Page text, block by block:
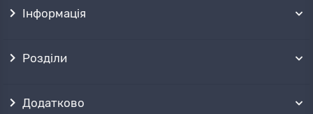
Інформація
Розділи
Додатково